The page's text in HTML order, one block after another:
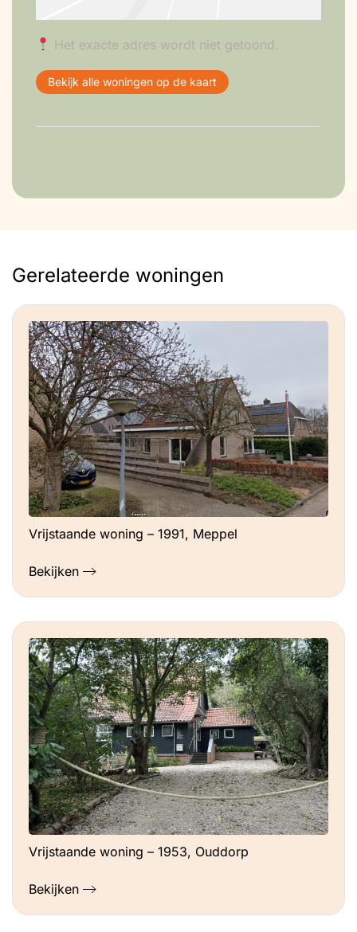
Het exacte adres wordt niet getoond.
Bekijk alle woningen op de kaart
Gerelateerde woningen
Vrijstaande woning – 1991, Meppel
Bekijken
Vrijstaande woning – 1953, Ouddorp
Bekijken